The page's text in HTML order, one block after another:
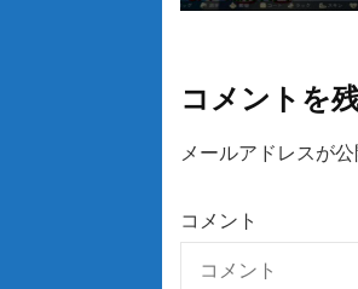
コメントを
メールアドレスが
コメント